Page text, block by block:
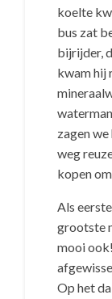
koelte
bus zat
bijrijder,
kwam hij
zagen
weg
kopen
Als
grootste
mooi
Op het